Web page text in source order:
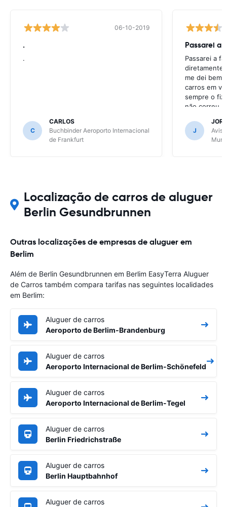
06-10-2019
.
.
C
CARLOS
Buchbinder Aeroporto Internacional
de Frankfurt
Passarei a
Passarei a
diretamente
me dei bem
carros em
sempre o fiz
não correu
J
Avis
Localização de carros de aluguer
Berlin Gesundbrunnen
Outras localizações de empresas de aluguer em
Berlim
Além de Berlin Gesundbrunnen em Berlim EasyTerra Aluguer
de Carros também compara tarifas nas seguintes localidades
em Berlim:
Aluguer de carros
Aeroporto de Berlim-Brandenburg
Aluguer de carros
Aeroporto Internacional de Berlim-Schönefeld
Aluguer de carros
Aeroporto Internacional de Berlim-Tegel
Aluguer de carros
Berlin Friedrichstraße
Aluguer de carros
Berlin Hauptbahnhof
Aluguer de carros